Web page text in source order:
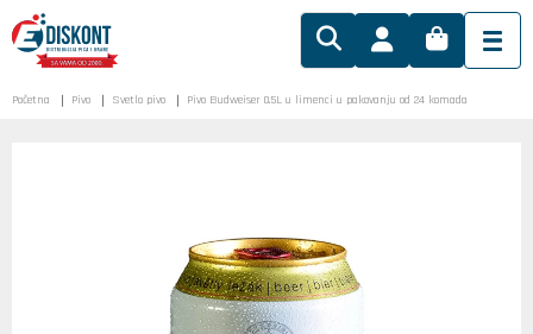
Početna Pivo Svetlo pivo Pivo Budweiser 0.5L u limenci u pakovanju od 24 komada